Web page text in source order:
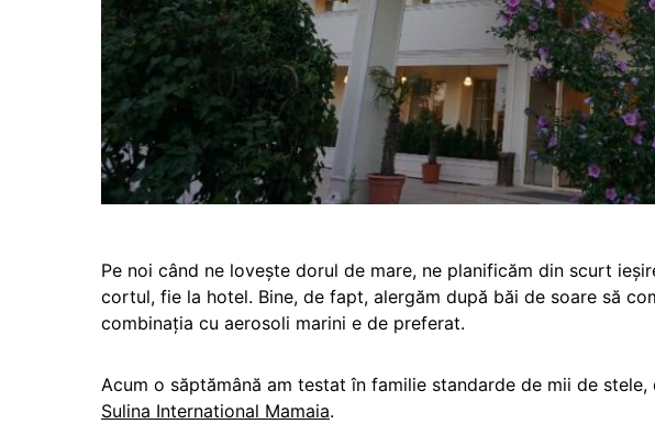
Pe noi când ne lovește dorul de mare, ne planificăm din scurt
cortul, fie la hotel. Bine, de fapt, alergăm după băi de soare să
combinația cu aerosoli marini e de preferat.
Acum o săptămână am testat în familie standarde de mii de
Sulina International Mamaia.